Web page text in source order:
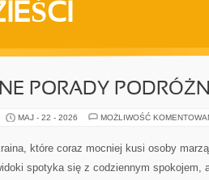
PORADY
MAJ - 22 - 2026 MOŻLIWOŚĆ
które coraz mocniej kusi osoby
spotyka się z codziennym spokojem,